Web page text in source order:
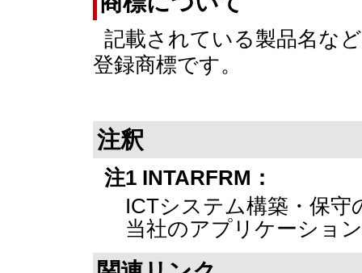
記載されている製品名な
登録商標です。
注釈
注1 INTARFRM：
ICTシステム構築・保
当社のアプリケーショ